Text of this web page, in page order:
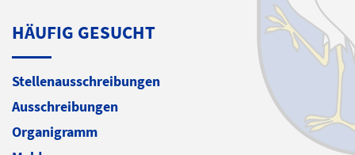
HÄUFIG GESUCHT
Stellenausschreibungen
Ausschreibungen
Organigramm